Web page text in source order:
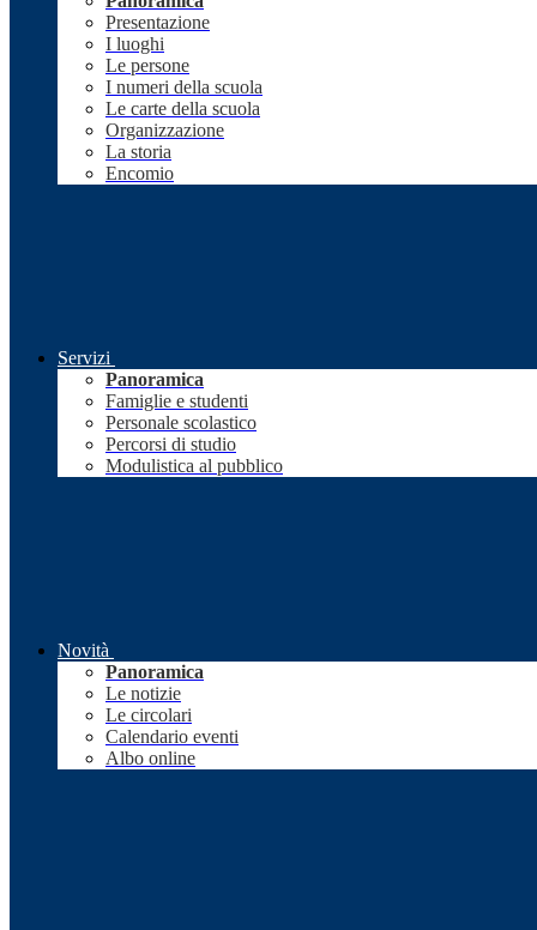
Presentazione
I luoghi
Le persone
I numeri della scuola
Le carte della scuola
Organizzazione
La storia
Encomio
Servizi
Panoramica
Famiglie e studenti
Personale scolastico
Percorsi di studio
Modulistica al pubblico
Novità
Panoramica
Le notizie
Le circolari
Calendario eventi
Albo online